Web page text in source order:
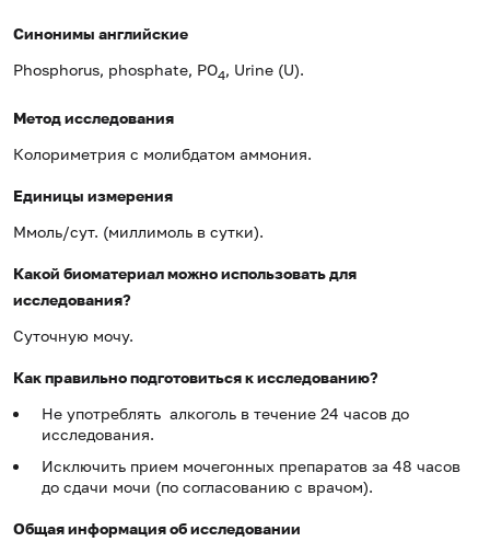
Синонимы английские
Phosphorus, phosphate, PO4, Urine (U).
Метод исследования
Колориметрия с молибдатом аммония.
Единицы измерения
Ммоль/сут. (миллимоль в сутки).
Какой биоматериал можно использовать для
исследования?
Суточную мочу.
Как правильно подготовиться к исследованию?
Не употреблять алкоголь в течение 24 часов до
исследования.
Исключить прием мочегонных препаратов за 48 часов
до сдачи мочи (по согласованию с врачом).
Общая информация об исследовании